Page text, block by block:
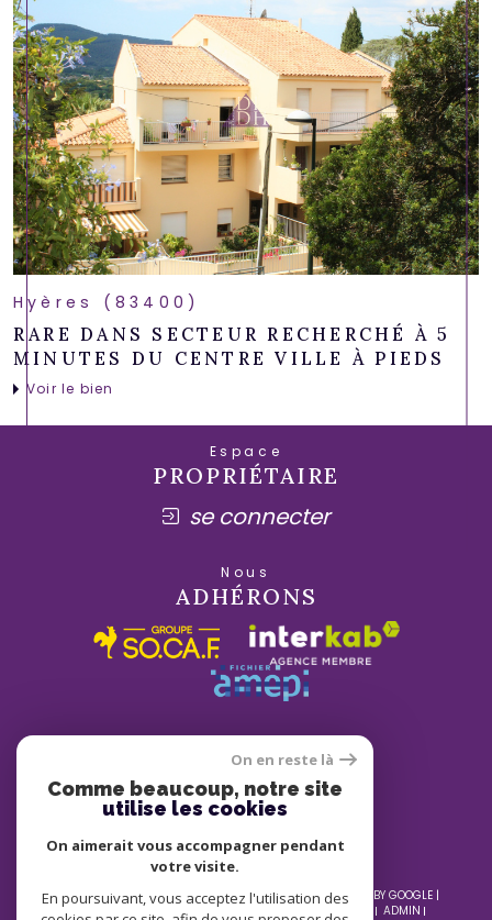
Hyères (83400)
RARE DANS SECTEUR RECHERCHÉ À 5
MINUTES DU CENTRE VILLE À PIEDS
Voir le bien
Espace
PROPRIÉTAIRE
se connecter
Nous
ADHÉRONS
© 2026 | TOUS DROITS RÉSERVÉS | TRADUCTION POWERED BY GOOGLE |
NOS HONORAIRES
PLAN DU SITE MENTIONS LÉGALES
ADMIN
On en reste là
Comme beaucoup, notre site
utilise les cookies
On aimerait vous accompagner pendant
votre visite.
En poursuivant, vous acceptez l'utilisation des